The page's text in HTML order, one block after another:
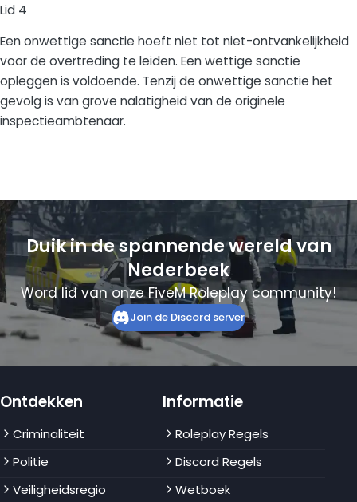
Lid 4
Een onwettige sanctie hoeft niet tot niet-ontvankelijkheid
voor de overtreding te leiden. Een wettige sanctie
opleggen is voldoende. Tenzij de onwettige sanctie het
gevolg is van grove nalatigheid van de originele
inspectieambtenaar.
Duik in de spannende wereld van
Nederbeek
Word lid van onze FiveM Roleplay community!
Join de Discord server
Ontdekken
Criminaliteit
Politie
Veiligheidsregio
Informatie
Roleplay Regels
Discord Regels
Wetboek